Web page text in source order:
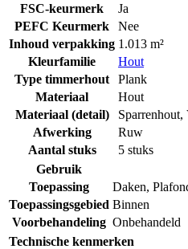
FSC-keurmerk
Ja
PEFC Keurmerk
Nee
Inhoud verpakking 1.013 m²
Kleurfamilie
Hout
Type timmerhout
Plank
Materiaal
Hout
Materiaal (detail)
Sparrenhout,
Afwerking
Ruw
Aantal stuks
5 stuks
Gebruik
Toepassing
Daken,
Toepassingsgebied Binnen
Voorbehandeling Onbehandeld
Technische kenmerken